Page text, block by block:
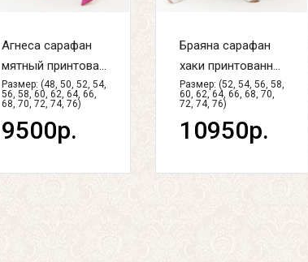
Агнеса сарафан
мятный принтова...
Размер: (48, 50, 52, 54,
56, 58, 60, 62, 64, 66,
68, 70, 72, 74, 76)
9500р.
Браяна сарафан
хаки принтованн...
Размер: (52, 54, 56, 58,
60, 62, 64, 66, 68, 70,
72, 74, 76)
10950р.